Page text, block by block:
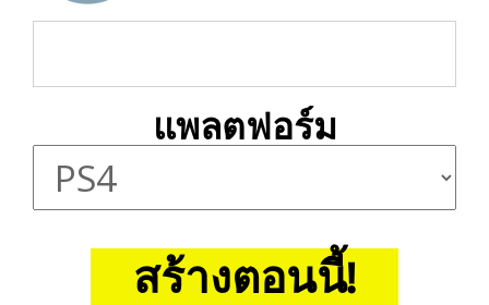
แพลตฟอร์ม
สร้างตอนนี้!